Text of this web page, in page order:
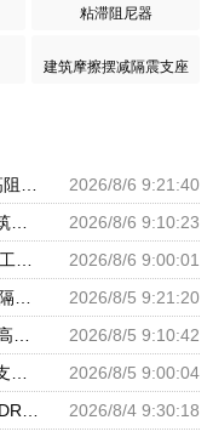
粘滞阻尼器
建筑摩擦摆减隔震支座
2026/8/6 9:21:40
2026/8/6 9:10:23
2026/8/6 9:00:01
2026/8/5 9:21:20
2026/8/5 9:10:42
2026/8/5 9:00:04
2026/8/4 9:30:18